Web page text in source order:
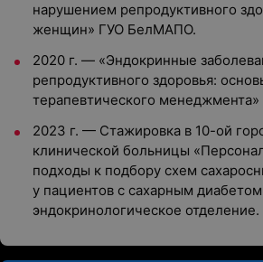
нарушением репродуктивного
женщин» ГУО БелМАПО.
2020 г. — «Эндокринные
репродуктивного здоровья:
терапевтического
2023 г. — Стажировка в 10-ой
клинической больницы
подходы к подбору схем
у пациентов с сахарным
эндокринологическое отделение.